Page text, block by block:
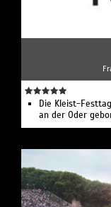
Die Kleist-
an der Oder